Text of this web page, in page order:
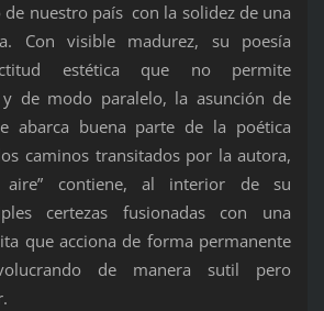
nuestro país con la solidez de una
Con visible madurez, su poesía
estética que no permite
y de modo paralelo, la asunción de
abarca buena parte de la poética
caminos transitados por la autora,
aire” contiene, al interior de su
certezas fusionadas con una
que acciona de forma permanente
de manera sutil pero